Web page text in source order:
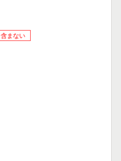
含まない